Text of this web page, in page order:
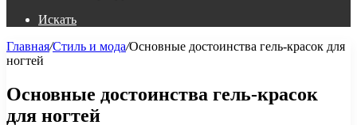
Искать
Главная/Стиль и мода/Основные достоинства гель-красок для
ногтей
Основные достоинства гель-красок
для ногтей